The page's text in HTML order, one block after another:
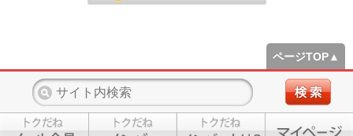
ページTOP▲